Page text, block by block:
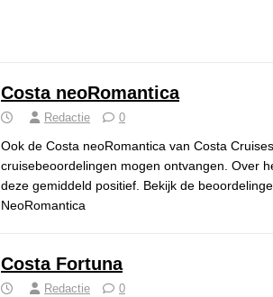
Costa neoRomantica
Redactie 0
Ook de Costa neoRomantica van Costa
cruisebeoordelingen mogen ontvangen. Over
deze gemiddeld positief. Bekijk de
NeoRomantica
Costa Fortuna
Redactie 0